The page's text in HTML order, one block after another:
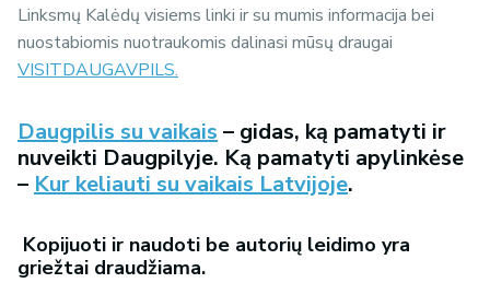
Linksmų Kalėdų visiems linki ir su mumis informacija bei
nuostabiomis nuotraukomis dalinasi mūsų draugai
VISITDAUGAVPILS.
Daugpilis su vaikais – gidas, ką pamatyti ir
nuveikti Daugpilyje. Ką pamatyti apylinkėse
– Kur keliauti su vaikais Latvijoje.
Kopijuoti ir naudoti be autorių leidimo yra
griežtai draudžiama.